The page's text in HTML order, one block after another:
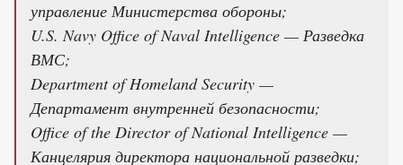
управление Министерства обороны;
U.S. Navy Office of Naval Intelligence — Разведка
ВМС;
Department of Homeland Security —
Департамент внутренней безопасности;
Office of the Director of National Intelligence —
Канцелярия директора национальной разведки;